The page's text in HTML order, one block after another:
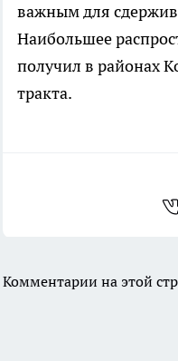
важным для
Наибольшее
получил в районах
тракта.
Комментарии на этой